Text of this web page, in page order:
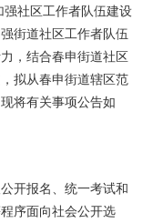
社区工作者队伍建设
街道社区工作者队伍
，结合春申街道社区
拟从春申街道辖区范
将有关事项公告如
开报名、统一考试和
序面向社会公开选